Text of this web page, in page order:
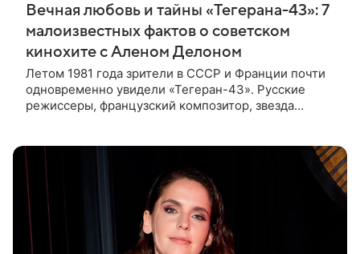
Вечная любовь и тайны «Тегерана-43»: 7
малоизвестных фактов о советском
кинохите с Аленом Делоном
Летом 1981 года зрители в СССР и Франции почти
одновременно увидели «Тегеран-43». Русские
режиссеры, французский композитор, звезда